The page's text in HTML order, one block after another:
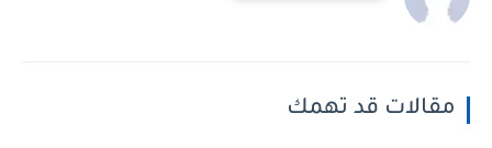
مقالات قد تهمك